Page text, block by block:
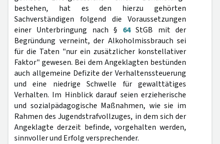
bestehen, hat es den hierzu gehörten
Sachverständigen folgend die Voraussetzungen
einer Unterbringung nach § 64StGB mit der
Begründung verneint, der Alkoholmissbrauch sei
für die Taten "nur ein zusätzlicher konstellativer
Faktor" gewesen. Bei dem Angeklagten bestünden
auch allgemeine Defizite der Verhaltenssteuerung
und eine niedrige Schwelle für gewalttätiges
Verhalten. Im Hinblick darauf seien erzieherische
und sozialpädagogische Maßnahmen, wie sie im
Rahmen des Jugendstrafvollzuges, in dem sich der
Angeklagte derzeit befinde, vorgehalten werden,
sinnvoller und Erfolg versprechender.